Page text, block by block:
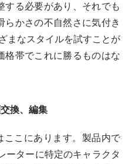
する必要があり、それでも
かさの不自然さに気付き
まなスタイルを試すことが
格帯でこれに勝るものはな
換、編集
ここにあります。製品内で
ーターに特定のキャラクタ